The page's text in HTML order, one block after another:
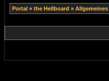
Portal » the Hellboard » Allgemeines